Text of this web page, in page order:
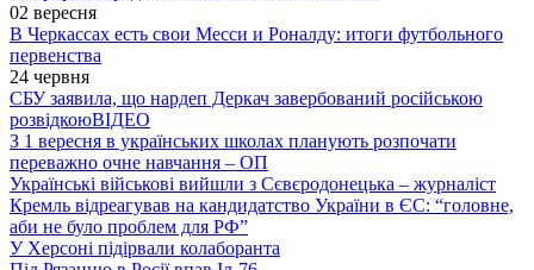
02 вересня
В Черкассах есть свои Месси и Роналду: итоги футбольного
первенства
24 червня
СБУ заявила, що нардеп Деркач завербований російською
розвідкоюВІДЕО
З 1 вересня в українських школах планують розпочати
переважно очне навчання – ОП
Українські військові вийшли з Сєвєродонецька – журналіст
Кремль відреагував на кандидатство України в ЄС: “головне,
аби не було проблем для РФ”
У Херсоні підірвали колаборанта